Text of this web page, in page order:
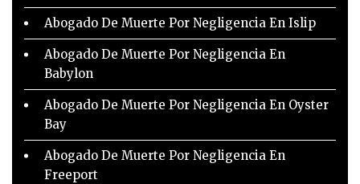
Abogado De Muerte Por Negligencia En Islip
Abogado De Muerte Por Negligencia En
Babylon
Abogado De Muerte Por Negligencia En Oyster
Bay
Abogado De Muerte Por Negligencia En
Freeport